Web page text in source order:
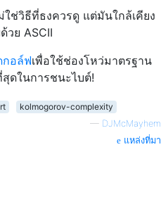
ช่วิธีที่ธงควรดู แต่มันใกล้เคียง
วย ASCII
กอล์ฟเพื่อใช้ช่องโหว่มาตรฐาน
ดในการชนะไบต์!
kolmogorov-complexity
— DJMcMayhem
แหล่งที่มา